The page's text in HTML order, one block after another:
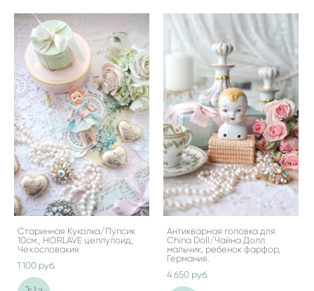
Старинная Куколка/Пупсик
10см., HORLAVE целлулоид,
Чехословакия
1 100 pуб.
Антикварная головка для
China Doll/Чайна Долл
мальчик, ребенок фарфор,
Германия.
4 650 pуб.